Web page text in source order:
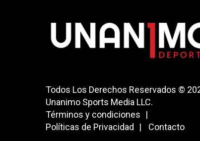
Todos Los Derechos Reservados ©
Unanimo Sports Media LLC.
Términos y condiciones
Políticas de Privacidad
Contacto